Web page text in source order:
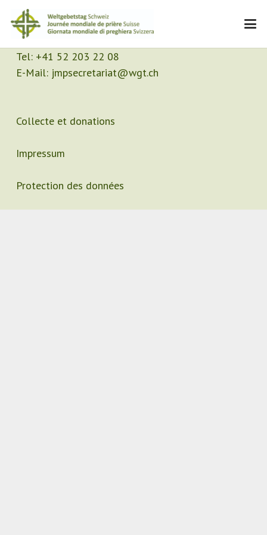
Contact
Secrétariat
Tel: +41 52 203 22 08
E-Mail: jmpsecretariat@wgt.ch
Collecte et donations
Impressum
Protection des données